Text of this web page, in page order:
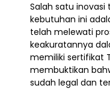
Salah satu
kebutuhan ini
telah melewati
keakuratannya
memiliki sertifikat
membuktikan
sudah legal dan